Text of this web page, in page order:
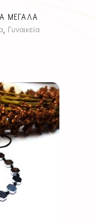
ΜΕΓΑΛΑ
, Γυναικεία